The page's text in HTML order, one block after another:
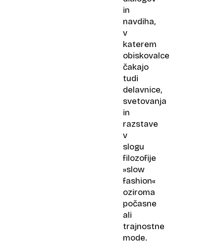
in
navdiha,
v
katerem
obiskovalce
čakajo
tudi
delavnice,
svetovanja
in
razstave
v
slogu
filozofije
»slow
fashion«
oziroma
počasne
ali
trajnostne
mode.